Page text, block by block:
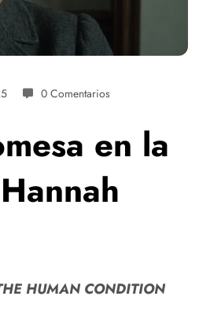
0 Comentarios
en la
HUMAN CONDITION